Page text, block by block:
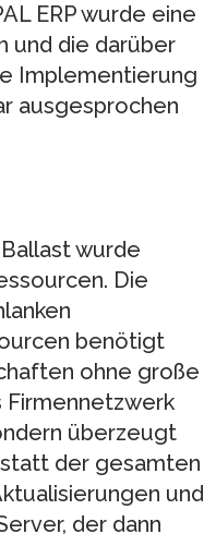
ERP wurde eine
und die darüber
Implementierung
ausgesprochen
wurde
Die
benötigt
ohne große
Firmennetzwerk
überzeugt
der gesamten
und
der dann